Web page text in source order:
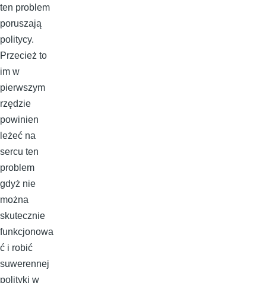
ten problem
poruszają
politycy.
Przecież to
im w
pierwszym
rzędzie
powinien
leżeć na
sercu ten
problem
gdyż nie
można
skutecznie
funkcjonowa
ć i robić
suwerennej
polityki w